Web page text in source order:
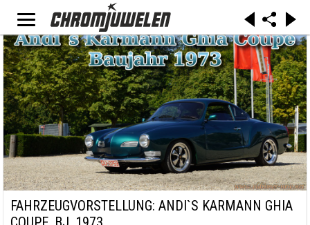
FAHRZEUGVORSTELLUNG: ANDI`S KARMANN GHIA